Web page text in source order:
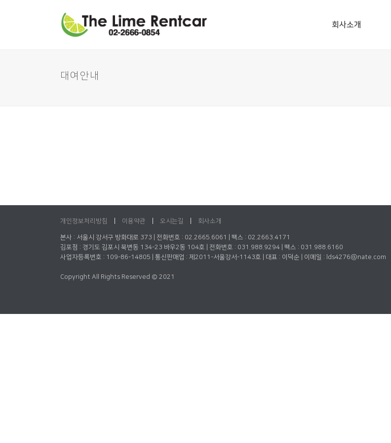
회사소개
대여안내
개인정보처리방침 이용약관 오시는길 회사소개
본사 : 서울시 강서구 방화대로 373 | 전화번호 : 02.2665.6061 | 팩스 : 02.2663.4171
김포점 : 경기도 김포시 북변동 134-23 바우2동 104호 | 전화번호 : 031.988.9294 | 팩스 : 031.988.6160
사업자등록번호 : 109-86-14805 | 통신판매업 : 제2011-서울강서-1143호 | 대표 : 이덕순 | 이메일 : lds4276@nate.com
Copyright All Rights Reserved © 2021